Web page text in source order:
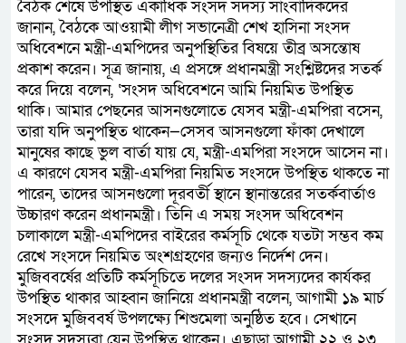
বৈঠক শেষে উপস্থিত একাধিক সংসদ সদস্য সাংবাদিকদের
জানান, বৈঠকে আওয়ামী লীগ সভানেত্রী শেখ হাসিনা সংসদ
অধিবেশনে মন্ত্রী-এমপিদের অনুপস্থিতির বিষয়ে তীব্র অসন্তোষ
প্রকাশ করেন। সূত্র জানায়, এ প্রসঙ্গে প্রধানমন্ত্রী সংশ্লিষ্টদের সতর্ক
করে দিয়ে বলেন, ‘সংসদ অধিবেশনে আমি নিয়মিত উপস্থিত
থাকি। আমার পেছনের আসনগুলোতে যেসব মন্ত্রী-এমপিরা বসেন,
তারা যদি অনুপস্থিত থাকেন—সেসব আসনগুলো ফাঁকা দেখালে
মানুষের কাছে ভুল বার্তা যায় যে, মন্ত্রী-এমপিরা সংসদে আসেন না।
এ কারণে যেসব মন্ত্রী-এমপিরা নিয়মিত সংসদে উপস্থিত থাকতে না
পারেন, তাদের আসনগুলো দূরবর্তী স্থানে স্থানান্তরের সতর্কবার্তাও
উচ্চারণ করেন প্রধানমন্ত্রী। তিনি এ সময় সংসদ অধিবেশন
চলাকালে মন্ত্রী-এমপিদের বাইরের কর্মসূচি থেকে যতটা সম্ভব কম
রেখে সংসদে নিয়মিত অংশগ্রহণের জন্যও নির্দেশ দেন।
মুজিববর্ষের প্রতিটি কর্মসূচিতে দলের সংসদ সদস্যদের কার্যকর
উপস্থিত থাকার আহ্বান জানিয়ে প্রধানমন্ত্রী বলেন, আগামী ১৯ মার্চ
সংসদে মুজিববর্ষ উপলক্ষ্যে শিশুমেলা অনুষ্ঠিত হবে। সেখানে